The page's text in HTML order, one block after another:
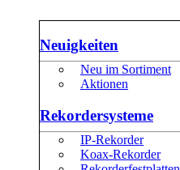
Neuigkeiten
Neu im Sortiment
Aktionen
Rekordersysteme
IP-Rekorder
Koax-Rekorder